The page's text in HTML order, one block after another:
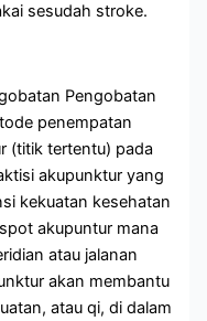
sesudah stroke.
Pengobatan
penempatan
(titik tertentu) pada
akupunktur yang
kekuatan kesehatan
akupuntur mana
atau jalanan
akan membantu
atau qi, di dalam